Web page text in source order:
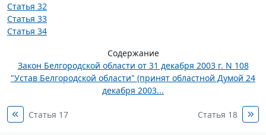
Статья 32
Статья 33
Статья 34
Содержание
Закон Белгородской области от 31 декабря 2003 г. N 108
"Устав Белгородской области" (принят областной Думой 24
декабря 2003...
Статья 17 Статья 18